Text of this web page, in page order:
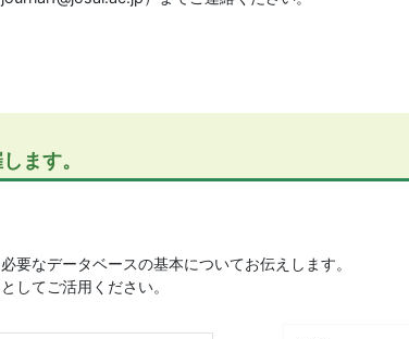
ます。
要なデータベースの基本についてお伝えします。
してご活用ください。